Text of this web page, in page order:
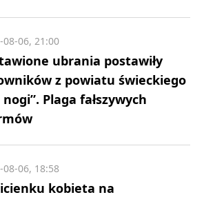
ubrania postawiły
z powiatu świeckiego
nogi”. Plaga fałszywych
08-06, 21:00
kobieta na
08-06, 18:58